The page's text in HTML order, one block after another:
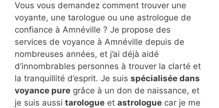
Vous vous demandez comment trouver une
voyante, une tarologue ou une astrologue de
confiance à Amnéville ? Je propose des
services de voyance à Amnéville depuis de
nombreuses années, et j’ai déjà aidé
d’innombrables personnes à trouver la clarté et
la tranquillité d’esprit. Je suis spécialisée dans
voyance pure grâce à un don de naissance, et
je suis aussi tarologue et astrologue car je me